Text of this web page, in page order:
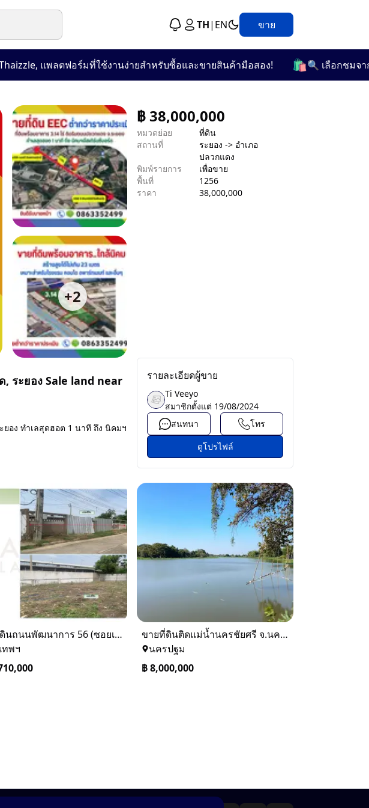
TH| EN ขาย
แพลตฟอร์มที่ใช้งานง่ายสำหรับซื้อและขายสินค้ามือสอง! 🛍️ 🔍 เลือกชมจากก
+2
฿38,000,000
หมวดย่อย
ที่ดิน
สถานที่
ระยอง -> อำเภอ
ปลวกแดง
พิมพ์รายการ
เพื่อขาย
พื้นที่
1256
ราคา
38,000,000
, ระยอง Sale land near
อง ทำเลสุดฮอต 1 นาที ถึง นิคมฯ
รายละเอียดผู้ขาย
Ti Veeyo
สมาชิกตั้งแต่ 19/08/2024
สนทนา
โทร
ดูโปรไฟล์
ขายที่ดินถนนพัฒนาการ 56 (ซอยเอื้อพัฒนา 15)
ทพฯ
ขายที่ดินติดแม่น้ำนครชัยศรี จ.นครปฐม ทำเลดี ที่ดินถมแล้ว
นครปฐม
฿8,000,000